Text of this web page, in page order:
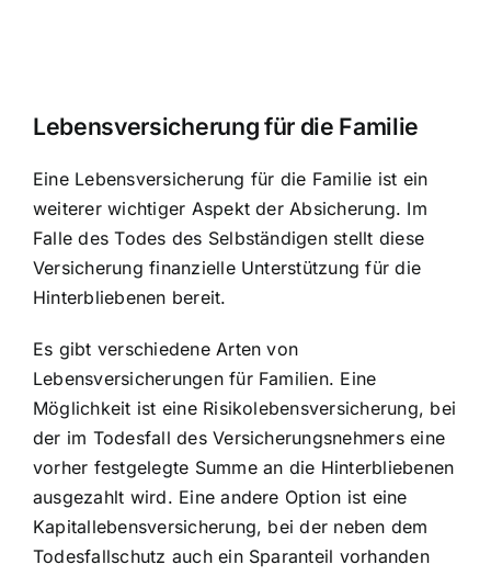
Lebensversicherung für die Familie
Eine Lebensversicherung für die Familie ist ein
weiterer wichtiger Aspekt der Absicherung. Im
Falle des Todes des Selbständigen stellt diese
Versicherung finanzielle Unterstützung für die
Hinterbliebenen bereit.
Es gibt verschiedene Arten von
Lebensversicherungen für Familien. Eine
Möglichkeit ist eine Risikolebensversicherung, bei
der im Todesfall des Versicherungsnehmers eine
vorher festgelegte Summe an die Hinterbliebenen
ausgezahlt wird. Eine andere Option ist eine
Kapitallebensversicherung, bei der neben dem
Todesfallschutz auch ein Sparanteil vorhanden